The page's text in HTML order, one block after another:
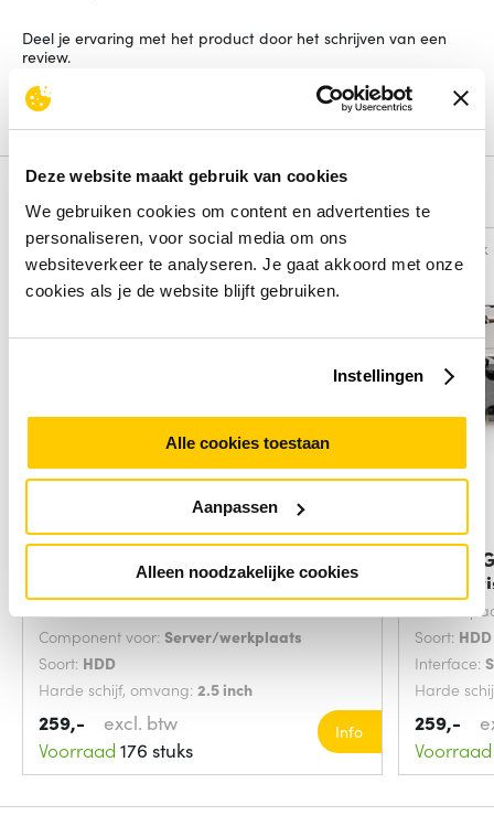
Deze website maakt gebruik van cookies
We gebruiken cookies om content en advertenties te
personaliseren, voor social media om ons
websiteverkeer te analyseren. Je gaat akkoord met onze
cookies als je de website blijft gebruiken.
Instellingen
Alle cookies toestaan
Aanpassen
Alleen noodzakelijke cookies
Deel je ervaring met het product door het schrijven van een
review.
Schrijf een review
Alternatieven
Vergelijk
Component voor: Server/werkplaats
Soort: HDD
Harde schijf, omvang: 2.5 inch
259,-
excl. btw
Voorraad 176 stuks
Info
Vergelijk
HP
HDD
Soort: HDD
Interface:
Harde
259,-
Voorraad